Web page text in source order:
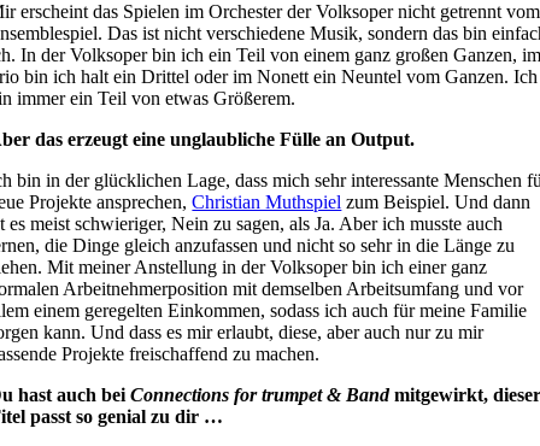
erscheint das Spielen im Orchester der Volksoper nicht getrennt vom
Das ist nicht verschiedene Musik, sondern das bin
In der Volksoper bin ich ein Teil von einem ganz großen Ganzen,
bin ich halt ein Drittel oder im Nonett ein Neuntel vom Ganzen. Ich
immer ein Teil von etwas Größerem.
das erzeugt eine unglaubliche Fülle an Output.
bin in der glücklichen Lage, dass mich sehr interessante Menschen
Projekte ansprechen,Christian Muthspiel zum Beispiel. Und dann
es meist schwieriger, Nein zu sagen, als Ja. Aber ich musste auch
die Dinge gleich anzufassen und nicht so sehr in die Länge zu
Mit meiner Anstellung in der Volksoper bin ich einer ganz
Arbeitnehmerposition mit demselben Arbeitsumfang und vor
einem geregelten Einkommen, sodass ich auch für meine Familie
kann. Und dass es mir erlaubt, diese, aber auch nur zu mir
Projekte freischaffend zu machen.
hast auch beiConnections for trumpet & Bandmitgewirkt,
passt so genial zu dir …